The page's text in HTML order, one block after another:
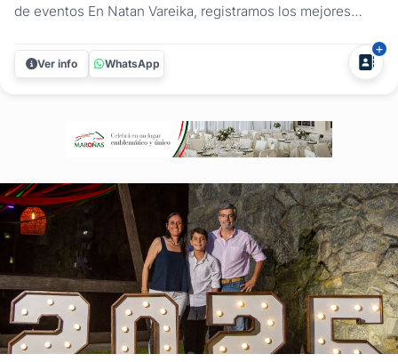
de eventos En Natan Vareika, registramos los mejores
profesional y creativo. Ofrecemos fotografía y filmación
para todo tipo de fiestas y eventos, asegurando que cada
Ver info WhatsApp